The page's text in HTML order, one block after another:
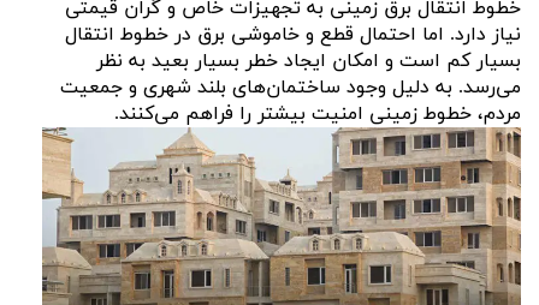
خطوط انتقال برق زمینی به تجهیزات خاص و گران قیمتی
نیاز دارد. اما احتمال قطع و خاموشی برق در خطوط انتقال
بسیار کم است و امکان ایجاد خطر بسیار بعید به نظر
می‌رسد. به دلیل وجود ساختمان‌های بلند شهری و جمعیت
مردم، خطوط زمینی امنیت بیشتر را فراهم می‌کنند.